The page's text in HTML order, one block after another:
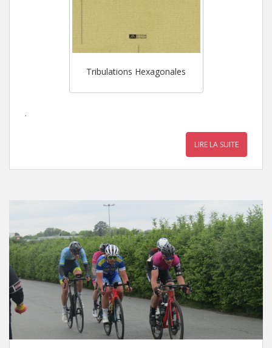
Tribulations Hexagonales
.
LIRE LA SUITE